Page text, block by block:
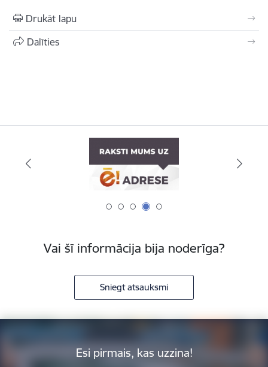
Drukāt lapu
Dalīties
Vai šī informācija bija noderīga?
Sniegt atsauksmi
Esi pirmais, kas uzzina!